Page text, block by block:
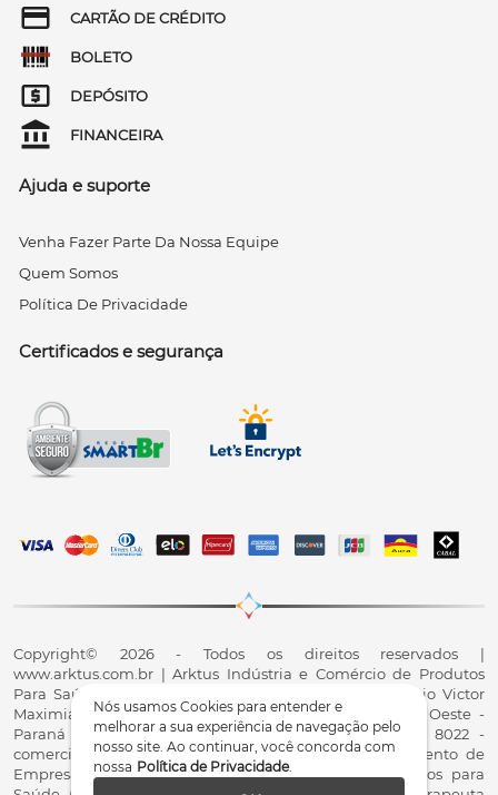
Nós usamos Cookies para entender e
melhorar a sua experiência de navegação pelo
nosso site. Ao continuar, você concorda com
nossa Política de Privacidade.
CARTÃO DE CRÉDITO
BOLETO
DEPÓSITO
FINANCEIRA
Ajuda e suporte
Venha Fazer Parte Da Nossa Equipe
Quem Somos
Política De Privacidade
Certificados e segurança
Copyright© 2026 - Todos os direitos reservados |
www.arktus.com.br | Arktus Indústria e Comércio de Produtos
Para Saúde Ltda | CNPJ: 01.417.367/0001-78 | R. Antônio Victor
Maximiano, 107, Parque Industrial II, Santa Tereza do Oeste -
Paraná - CEP 85825-900 - Fale conosco: 0800 200 8022 -
comercial@arktus.com.br | Autorização de Funcionamento de
Empresa - AFE/ANVISA - Para Fabricação de Produtos para